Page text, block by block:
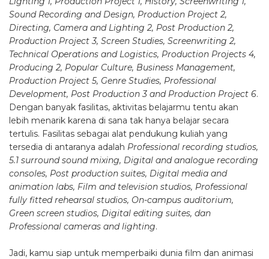
Sound Recording and Design, Production Project 2,
Directing, Camera and Lighting 2, Post Production 2,
Production Project 3, Screen Studies, Screenwriting 2,
Technical Operations and Logistics, Production Projects 4,
Producing 2, Popular Culture, Business Management,
Production Project 5, Genre Studies, Professional
Development, Post Production 3 and Production Project 6.
Dengan banyak fasilitas, aktivitas belajarmu tentu akan
lebih menarik karena di sana tak hanya belajar secara
tertulis. Fasilitas sebagai alat pendukung kuliah yang
tersedia di antaranya adalah Professional recording studios,
5.1 surround sound mixing, Digital and analogue recording
consoles, Post production suites, Digital media and
animation labs, Film and television studios, Professional
fully fitted rehearsal studios, On-campus auditorium,
Green screen studios, Digital editing suites, dan
Professional cameras and lighting.
Jadi, kamu siap untuk memperbaiki dunia film dan animasi